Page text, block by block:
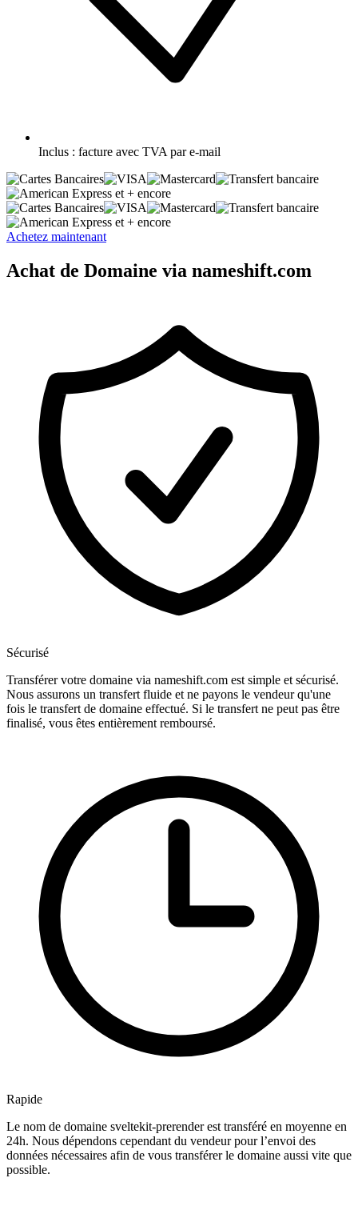
Inclus : facture avec TVA par e-mail
et + encore
et + encore
Achetez maintenant
Achat de Domaine via nameshift.com
Sécurisé
Transférer votre domaine via nameshift.com est simple et sécurisé.
Nous assurons un transfert fluide et ne payons le vendeur qu'une
fois le transfert de domaine effectué. Si le transfert ne peut pas être
finalisé, vous êtes entièrement remboursé.
Rapide
Le nom de domaine sveltekit-prerender est transféré en moyenne en
24h. Nous dépendons cependant du vendeur pour l’envoi des
données nécessaires afin de vous transférer le domaine aussi vite que
possible.